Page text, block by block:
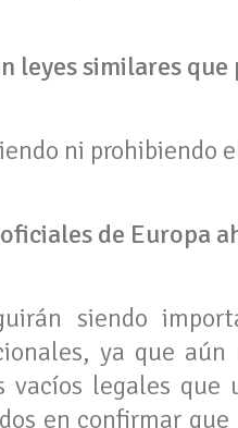
leyes similares
ni prohibiendo
de Europa
siendo
ya que
legales que
en confirmar